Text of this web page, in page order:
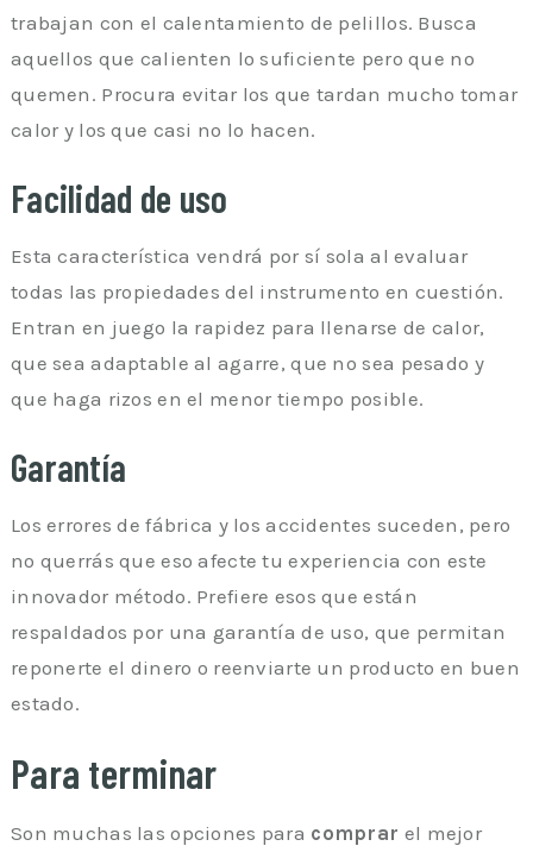
trabajan con el calentamiento de pelillos. Busca
aquellos que calienten lo suficiente pero que no
quemen. Procura evitar los que tardan mucho tomar
calor y los que casi no lo hacen.
Facilidad de uso
Esta característica vendrá por sí sola al evaluar
todas las propiedades del instrumento en cuestión.
Entran en juego la rapidez para llenarse de calor,
que sea adaptable al agarre, que no sea pesado y
que haga rizos en el menor tiempo posible.
Garantía
Los errores de fábrica y los accidentes suceden, pero
no querrás que eso afecte tu experiencia con este
innovador método. Prefiere esos que están
respaldados por una garantía de uso, que permitan
reponerte el dinero o reenviarte un producto en buen
estado.
Para terminar
Son muchas las opciones para comprar el mejor